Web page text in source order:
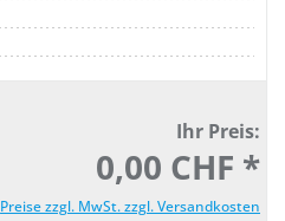
Ihr Preis:
0,00 CHF *
Preise zzgl. MwSt. zzgl. Versandkosten